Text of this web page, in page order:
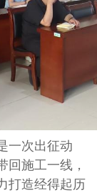
次出征动
回施工一线，
打造经得起历